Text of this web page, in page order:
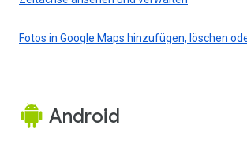
Fotos in Google Maps hinzufügen, löschen
Android